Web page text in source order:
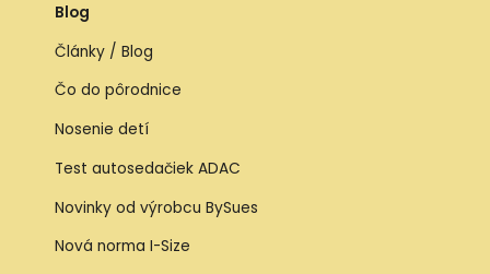
Blog
Články / Blog
Čo do pôrodnice
Nosenie detí
Test autosedačiek ADAC
Novinky od výrobcu BySues
Nová norma I-Size